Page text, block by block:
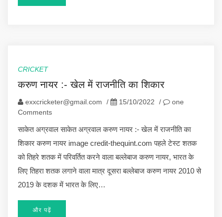
CRICKET
करुण नायर :- खेल में राजनीति का शिकार
exxcricketer@gmail.com / 15/10/2022 /
one
Comments
साकेत अग्रवाल साकेत अग्रवाल करुण नायर :- खेल में राजनीति का
शिकार करुण नायर image credit-thequint.com पहले टेस्ट शतक
को तिहरे शतक में परिवर्तित करने वाला बल्लेबाज करुण नायर, भारत के
लिए तिहरा शतक लगाने वाला मात्र दूसरा बल्लेबाज करुण नायर 2010 से
2019 के दशक में भारत के लिए…
और पढ़ें